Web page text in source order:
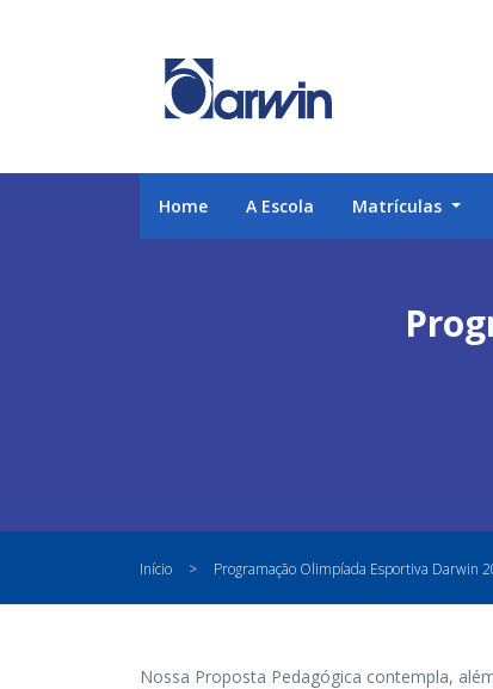
Home A Escola Matrículas
Início > Programação Olimpíada Esportiva Darwin
Nossa Proposta Pedagógica contempla,